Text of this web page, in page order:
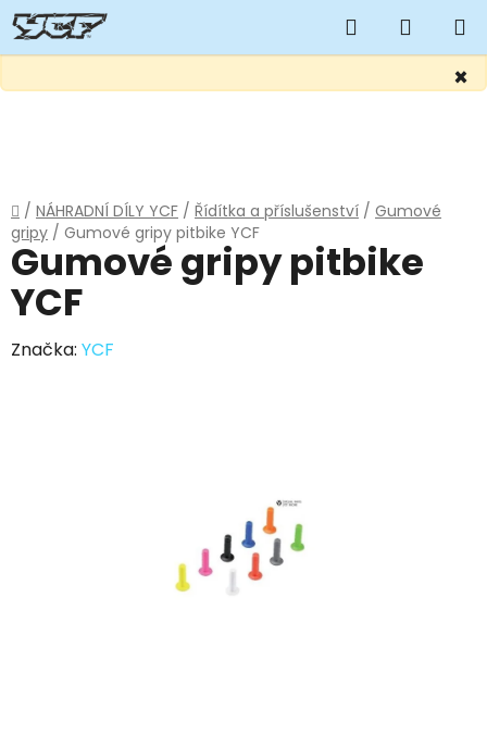
×
Hledat
KOŠÍK
Domů
/ NÁHRADNÍ DÍLY YCF / Řídítka a příslušenství / Gumové
gripy / Gumové gripy pitbike YCF
Gumové gripy pitbike
YCF
Značka: YCF